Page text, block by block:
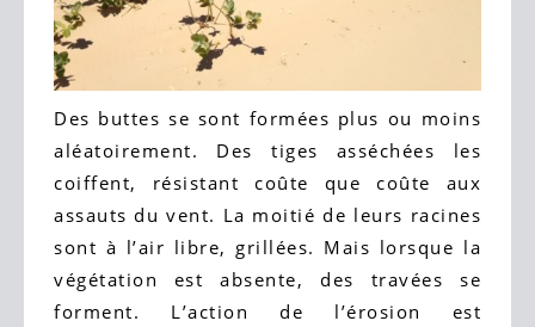
Des buttes se sont formées plus ou moins
aléatoirement. Des tiges asséchées les
coiffent, résistant coûte que coûte aux
assauts du vent. La moitié de leurs racines
sont à l’air libre, grillées. Mais lorsque la
végétation est absente, des travées se
forment. L’action de l’érosion est